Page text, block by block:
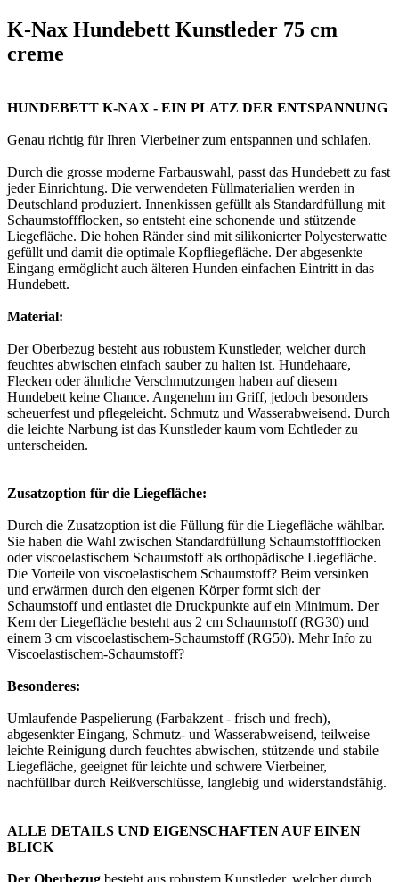
K-Nax Hundebett Kunstleder 75 cm
creme
HUNDEBETT K-NAX - EIN PLATZ DER ENTSPANNUNG
Genau richtig für Ihren Vierbeiner zum entspannen und schlafen.
Durch die grosse moderne Farbauswahl, passt das Hundebett zu fast
jeder Einrichtung. Die verwendeten Füllmaterialien werden in
Deutschland produziert. Innenkissen gefüllt als Standardfüllung mit
Schaumstoffflocken, so entsteht eine schonende und stützende
Liegefläche. Die hohen Ränder sind mit silikonierter Polyesterwatte
gefüllt und damit die optimale Kopfliegefläche. Der abgesenkte
Eingang ermöglicht auch älteren Hunden einfachen Eintritt in das
Hundebett.
Material:
Der Oberbezug besteht aus robustem Kunstleder, welcher durch
feuchtes abwischen einfach sauber zu halten ist. Hundehaare,
Flecken oder ähnliche Verschmutzungen haben auf diesem
Hundebett keine Chance. Angenehm im Griff, jedoch besonders
scheuerfest und pflegeleicht. Schmutz und Wasserabweisend. Durch
die leichte Narbung ist das Kunstleder kaum vom Echtleder zu
unterscheiden.
Zusatzoption für die Liegefläche:
Durch die Zusatzoption ist die Füllung für die Liegefläche wählbar.
Sie haben die Wahl zwischen Standardfüllung Schaumstoffflocken
oder viscoelastischem Schaumstoff als orthopädische Liegefläche.
Die Vorteile von viscoelastischem Schaumstoff? Beim versinken
und erwärmen durch den eigenen Körper formt sich der
Schaumstoff und entlastet die Druckpunkte auf ein Minimum. Der
Kern der Liegefläche besteht aus 2 cm Schaumstoff (RG30) und
einem 3 cm viscoelastischem-Schaumstoff (RG50). Mehr Info zu
Viscoelastischem-Schaumstoff?
Besonderes:
Umlaufende Paspelierung (Farbakzent - frisch und frech),
abgesenkter Eingang, Schmutz- und Wasserabweisend, teilweise
leichte Reinigung durch feuchtes abwischen, stützende und stabile
Liegefläche, geeignet für leichte und schwere Vierbeiner,
nachfüllbar durch Reißverschlüsse, langlebig und widerstandsfähig.
ALLE DETAILS UND EIGENSCHAFTEN AUF EINEN
BLICK
Der Oberbezug besteht aus robustem Kunstleder, welcher durch